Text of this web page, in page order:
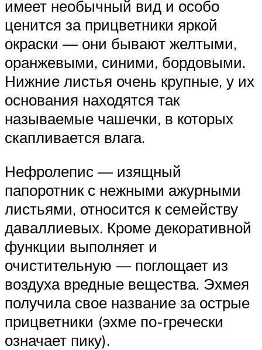
имеет необычный вид и особо
ценится за прицветники яркой
окраски — они бывают желтыми,
оранжевыми, синими, бордовыми.
Нижние листья очень крупные, у их
основания находятся так
называемые чашечки, в которых
скапливается влага.
Нефролепис — изящный
папоротник с нежными ажурными
листьями, относится к семейству
даваллиевых. Кроме декоративной
функции выполняет и
очистительную — поглощает из
воздуха вредные вещества. Эхмея
получила свое название за острые
прицветники (эхме по-гречески
означает пику).